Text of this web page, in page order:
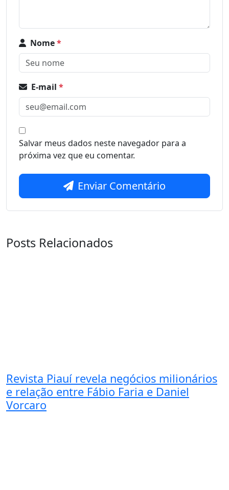
Nome*
E-mail *
Salvar meus dados neste navegador para a
próxima vez que eu comentar.
Enviar Comentário
Posts Relacionados
Revista Piauí revela negócios milionários
e relação entre Fábio Faria e Daniel
Vorcaro